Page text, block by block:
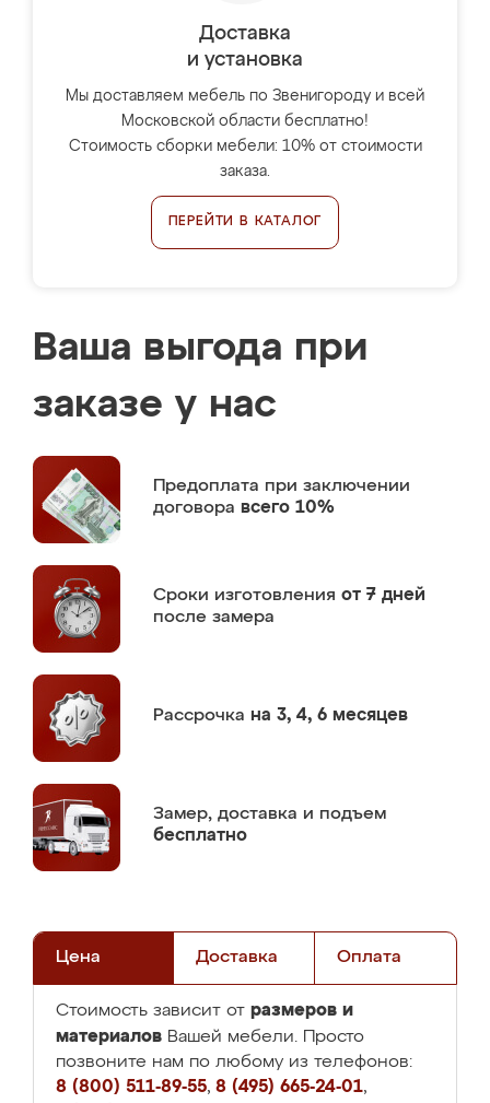
Доставка
и установка
Мы доставляем мебель по Звенигороду и всей
Московской области бесплатно!
Стоимость сборки мебели: 10% от стоимости
заказа.
ПЕРЕЙТИ В КАТАЛОГ
Ваша выгода при
заказе у нас
Предоплата при заключении
договора всего 10%
Сроки изготовления от 7 дней
после замера
Рассрочка на 3, 4, 6 месяцев
Замер, доставка и подъем
бесплатно
Цена Доставка Оплата
Стоимость зависит от размеров и
материалов Вашей мебели. Просто
позвоните нам по любому из телефонов:
8 (800) 511-89-55, 8 (495) 665-24-01,